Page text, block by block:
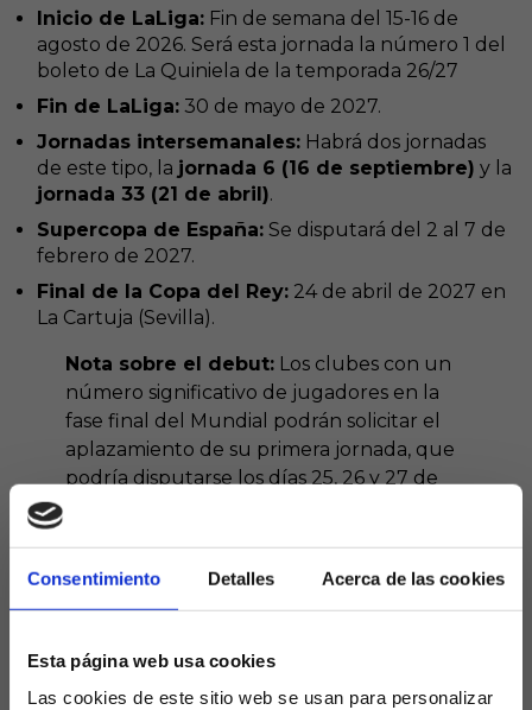
Consentimiento Detalles Acerca de las cookies
Esta página web usa cookies
Las cookies de este sitio web se usan para personalizar
Inicio de LaLiga: Fin de semana del 15-16 de
agosto de 2026. Será esta jornada la número 1 del
boleto de La Quiniela de la temporada 26/27
Fin de LaLiga: 30 de mayo de 2027.
Jornadas intersemanales: Habrá dos jornadas
de este tipo, la jornada 6 (16 de septiembre) y la
jornada 33 (21 de abril).
Supercopa de España: Se disputará del 2 al 7 de
febrero de 2027.
Final de la Copa del Rey: 24 de abril de 2027 en
La Cartuja (Sevilla).
Nota sobre el debut: Los clubes con un
número significativo de jugadores en la
fase final del Mundial podrán solicitar el
aplazamiento de su primera jornada, que
podría disputarse los días 25, 26 y 27 de
Los grandes duelos y derbis
El sorteo ha deparado enfrentamientos de máxima